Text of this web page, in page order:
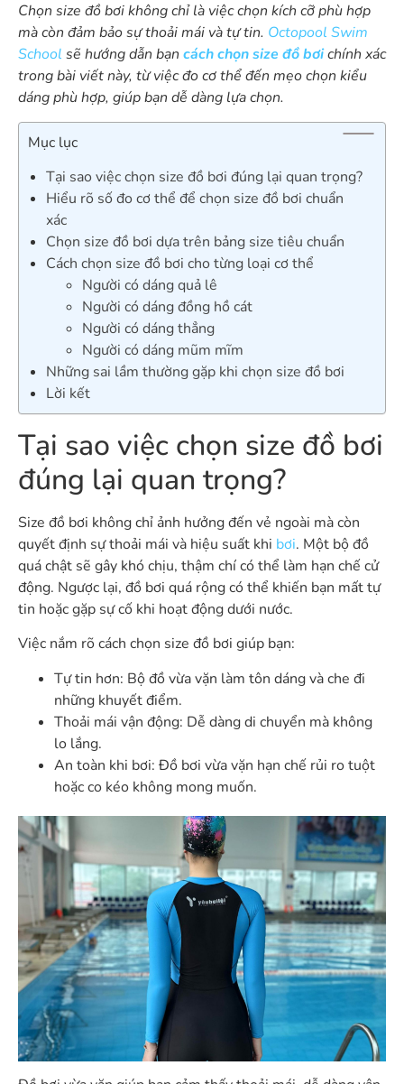
Chọn size đồ bơi không chỉ là việc chọn kích cỡ phù hợp
mà còn đảm bảo sự thoải mái và tự tin. Octopool Swim
School sẽ hướng dẫn bạn cách chọn size đồ bơichính xác
trong bài viết này, từ việc đo cơ thể đến mẹo chọn kiểu
dáng phù hợp, giúp bạn dễ dàng lựa chọn.
Mục lục
Tại sao việc chọn size đồ bơi đúng lại quan trọng?
Hiểu rõ số đo cơ thể để chọn size đồ bơi chuẩn
xác
Chọn size đồ bơi dựa trên bảng size tiêu chuẩn
Cách chọn size đồ bơi cho từng loại cơ thể
Người có dáng quả lê
Người có dáng đồng hồ cát
Người có dáng thẳng
Người có dáng mũm mĩm
Những sai lầm thường gặp khi chọn size đồ bơi
Lời kết
Tại sao việc chọn size đồ bơi
đúng lại quan trọng?
Size đồ bơi không chỉ ảnh hưởng đến vẻ ngoài mà còn
quyết định sự thoải mái và hiệu suất khi bơi. Một bộ đồ
quá chật sẽ gây khó chịu, thậm chí có thể làm hạn chế cử
động. Ngược lại, đồ bơi quá rộng có thể khiến bạn mất tự
tin hoặc gặp sự cố khi hoạt động dưới nước.
Việc nắm rõ cách chọn size đồ bơi giúp bạn:
Tự tin hơn: Bộ đồ vừa vặn làm tôn dáng và che đi
những khuyết điểm.
Thoải mái vận động: Dễ dàng di chuyển mà không
lo lắng.
An toàn khi bơi: Đồ bơi vừa vặn hạn chế rủi ro tuột
hoặc co kéo không mong muốn.